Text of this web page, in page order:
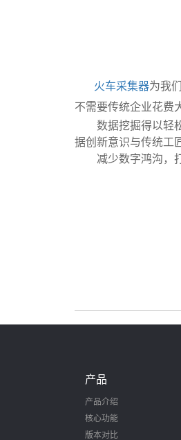
火车采集器为我
不需要传统企业花费
数据挖掘得以轻
据创新意识与传统工
减少数字鸿沟，
产品
产品介绍
核心功能
版本对比